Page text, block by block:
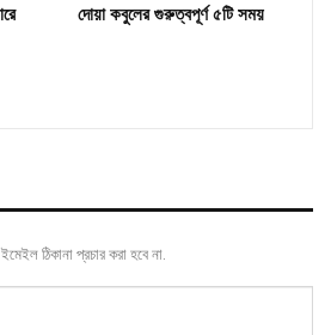
দোয়া কবুলের গুরুত্বপূর্ণ ৫টি সময়
ঠিকানা প্রচার করা হবে না.